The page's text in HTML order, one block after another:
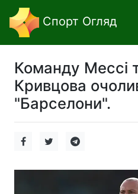
Спорт Огляд
Команду Мессі
Кривцова
"Барселони".